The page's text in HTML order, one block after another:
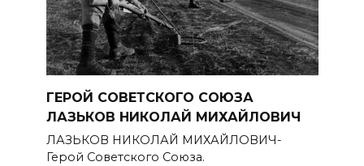
ГЕРОЙ СОВЕТСКОГО СОЮЗА
ЛАЗЬКОВ НИКОЛАЙ МИХАЙЛОВИЧ
ЛАЗЬКОВ НИКОЛАЙ МИХАЙЛОВИЧ-
Герой Советского Союза.